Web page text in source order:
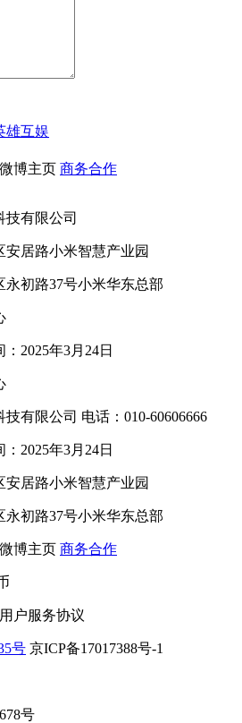
雄互娱
微博主页 商务合作
有限公司
居路小米智慧产业园
初路37号小米华东总部
2025年3月24日
有限公司 电话：010-60606666
2025年3月24日
居路小米智慧产业园
初路37号小米华东总部
微博主页 商务合作
用户服务协议
号 京ICP备17017388号-1
号